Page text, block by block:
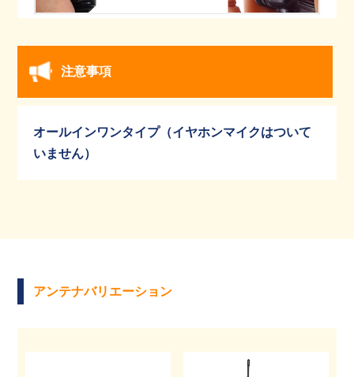
注意事項
オールインワンタイプ（イヤホンマイクはついて
いません）
アンテナバリエーション